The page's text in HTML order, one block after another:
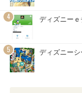
ディズニーｅ
ディズニーシ